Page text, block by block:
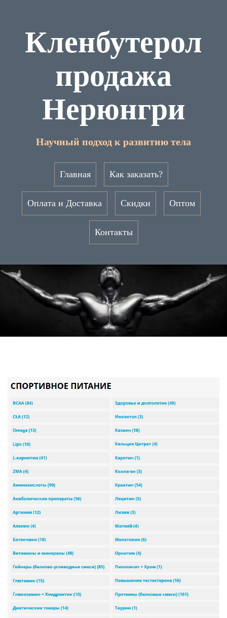
Кленбутерол
продажа
Нерюнгри
Научный подход к развитию тела
Главная Как заказать?
Оплата и Доставка Скидки Оптом
Контакты